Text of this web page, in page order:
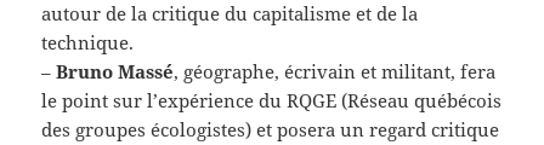
autour de la critique du capitalisme et de la
technique.
–Bruno Massé, géographe, écrivain et militant, fera
le point sur l’expérience du RQGE (Réseau québécois
des groupes écologistes) et posera un regard critique